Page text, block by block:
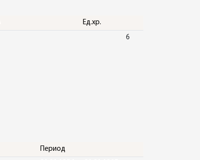
Ед.хр.
6
Период